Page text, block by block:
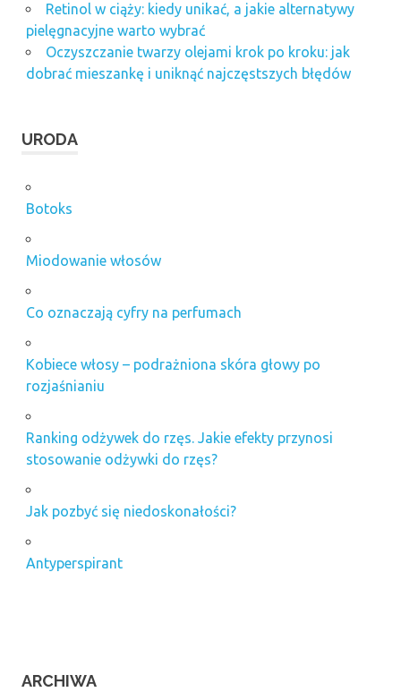
Retinol w ciąży: kiedy unikać, a jakie alternatywy
pielęgnacyjne warto wybrać
Oczyszczanie twarzy olejami krok po kroku: jak
dobrać mieszankę i uniknąć najczęstszych błędów
URODA
Botoks
Miodowanie włosów
Co oznaczają cyfry na perfumach
Kobiece włosy – podrażniona skóra głowy po
rozjaśnianiu
Ranking odżywek do rzęs. Jakie efekty przynosi
stosowanie odżywki do rzęs?
Jak pozbyć się niedoskonałości?
Antyperspirant
ARCHIWA